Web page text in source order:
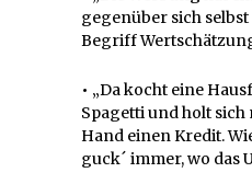
gegenüber sich
Begriff
• „Da kocht eine
Spagetti und holt
Hand einen Kredit.
guck´ immer, wo das